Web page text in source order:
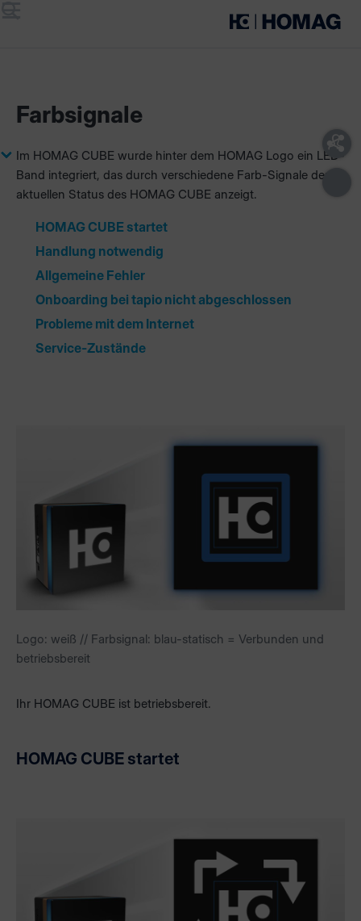
Farbsignale
Im HOMAG CUBE wurde hinter dem HOMAG Logo ein LED-
Band integriert, das durch verschiedene Farb-Signale den
aktuellen Status des HOMAG CUBE anzeigt.
HOMAG CUBE startet
Handlung notwendig
Allgemeine Fehler
Onboarding bei tapio nicht abgeschlossen
Probleme mit dem Internet
Service-Zustände
Logo: weiß // Farbsignal: blau-statisch = Verbunden und
betriebsbereit
Ihr HOMAG CUBE ist betriebsbereit.
HOMAG CUBE startet